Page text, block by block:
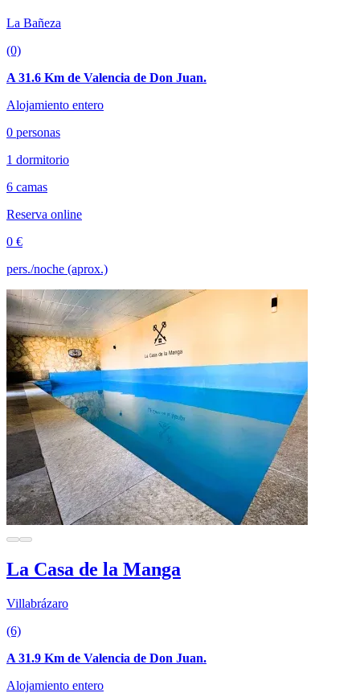
La Bañeza
(0)
A 31.6 Km de Valencia de Don Juan.
Alojamiento entero
0 personas
1 dormitorio
6 camas
Reserva online
0 €
pers./noche (aprox.)
La Casa de la Manga
Villabrázaro
(6)
A 31.9 Km de Valencia de Don Juan.
Alojamiento entero